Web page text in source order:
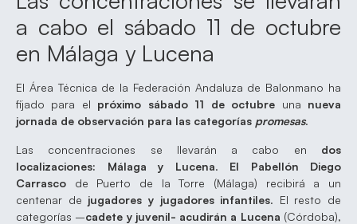
a cabo el sábado 11 de octubre
en Málaga y Lucena
El Área Técnica de la Federación Andaluza de Balonmano ha
fijado para el próximo sábado 11 de octubre una nueva
jornada de observación para las categorías promesas.
Las concentraciones se llevarán a cabo en dos
localizaciones: Málaga y Lucena. El Pabellón Diego
Carrasco de Puerto de la Torre (Málaga) recibirá a un
centenar de jugadores y jugadores infantiles. El resto de
categorías –cadete y juvenil- acudirán a Lucena (Córdoba),